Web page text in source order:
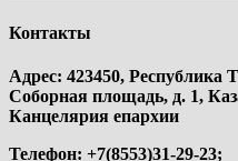
Контакты
Адрес: 423450, Республика
Соборная площадь, д. 1,
Канцелярия епархии
Телефон: +7(8553)31-29-23;